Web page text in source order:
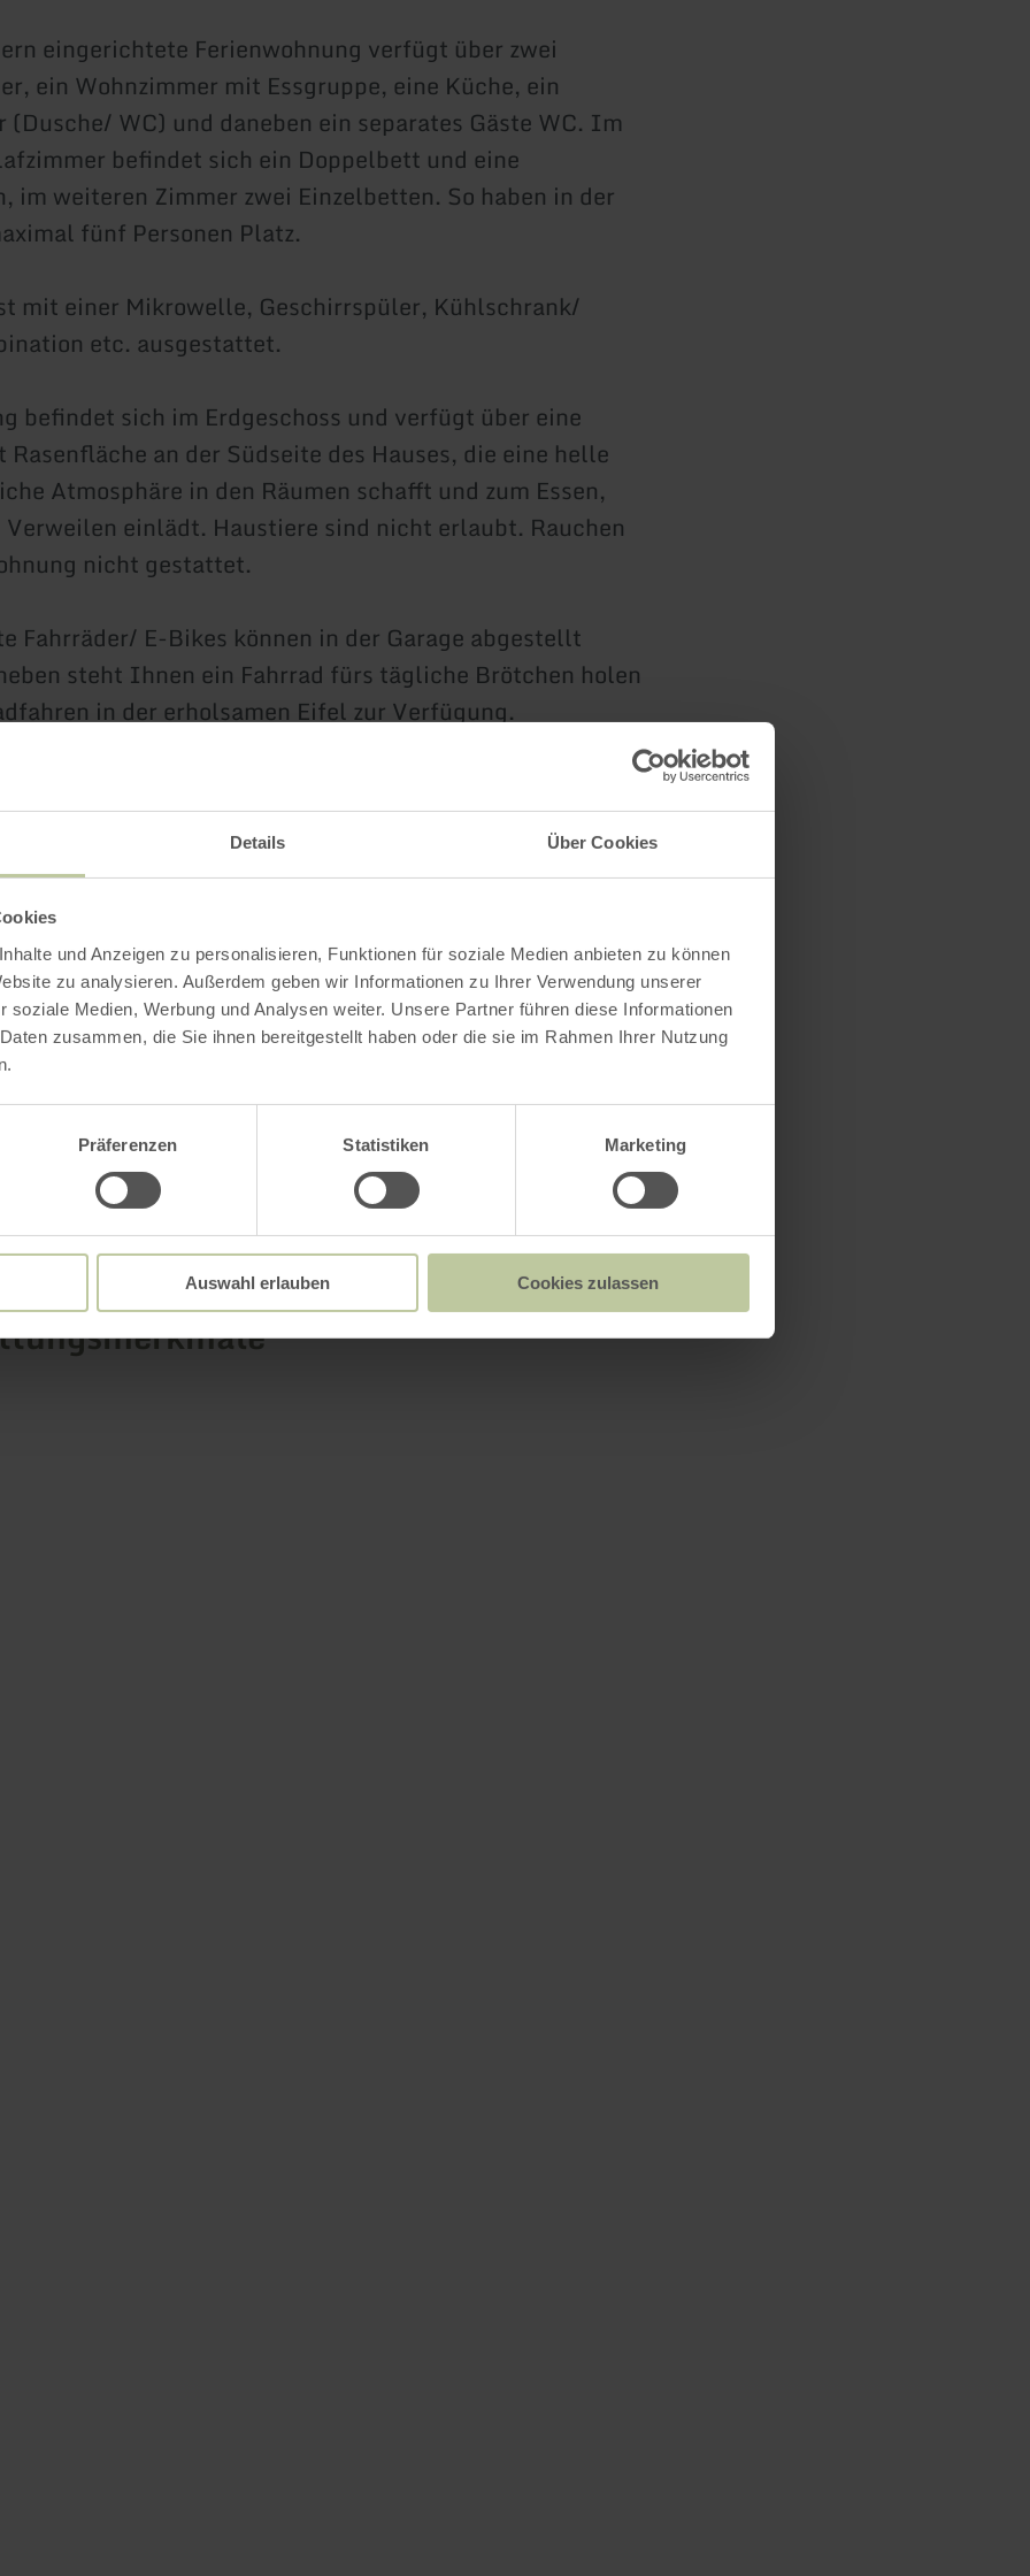
Details Über Cookies
und Anzeigen zu personalisieren, Funktionen für soziale Medien anbieten zu können
zu analysieren. Außerdem geben wir Informationen zu Ihrer Verwendung unserer
soziale Medien, Werbung und Analysen weiter. Unsere Partner führen diese Informationen
zusammen, die Sie ihnen bereitgestellt haben oder die sie im Rahmen Ihrer Nutzung
Präferenzen Statistiken Marketing
Auswahl erlauben Cookies zulassen
eingerichtete Ferienwohnung verfügt über zwei
ein Wohnzimmer mit Essgruppe, eine Küche, ein
(Dusche/ WC) und daneben ein separates Gäste WC. Im
befindet sich ein Doppelbett und eine
im weiteren Zimmer zwei Einzelbetten. So haben in der
fünf Personen Platz.
mit einer Mikrowelle, Geschirrspüler, Kühlschrank/
etc. ausgestattet.
befindet sich im Erdgeschoss und verfügt über eine
Rasenfläche an der Südseite des Hauses, die eine helle
Atmosphäre in den Räumen schafft und zum Essen,
einlädt. Haustiere sind nicht erlaubt. Rauchen
nicht gestattet.
Fahrräder/ E-Bikes können in der Garage abgestellt
steht Ihnen ein Fahrrad fürs tägliche Brötchen holen
in der erholsamen Eifel zur Verfügung.
nicht zur Verfügung.
Weitere Infos